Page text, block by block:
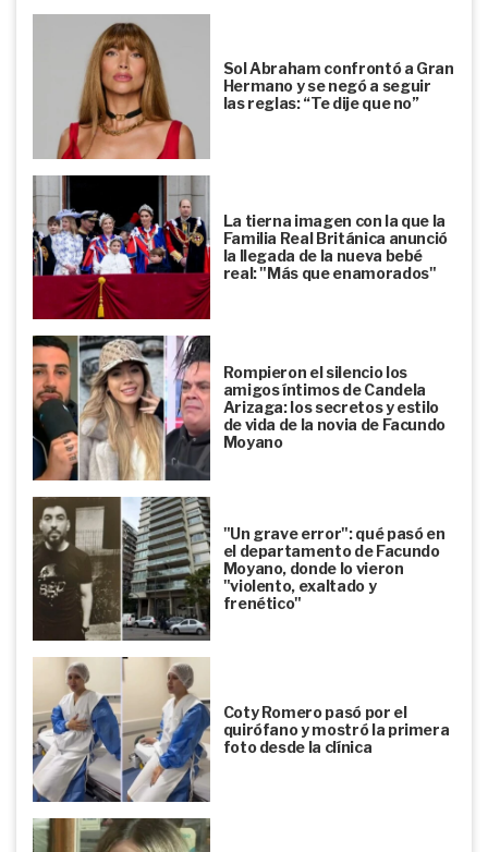
Sol Abraham confrontó a Gran
Hermano y se negó a seguir
las reglas: “Te dije que no”
La tierna imagen con la que la
Familia Real Británica anunció
la llegada de la nueva bebé
real: "Más que enamorados"
Rompieron el silencio los
amigos íntimos de Candela
Arizaga: los secretos y estilo
de vida de la novia de Facundo
Moyano
"Un grave error": qué pasó en
el departamento de Facundo
Moyano, donde lo vieron
"violento, exaltado y
frenético"
Coty Romero pasó por el
quirófano y mostró la primera
foto desde la clínica